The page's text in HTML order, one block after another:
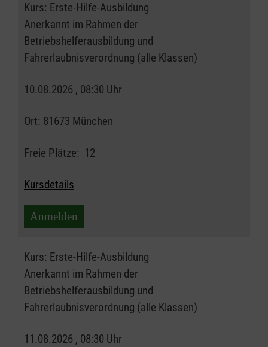
Kurs: Erste-Hilfe-Ausbildung
Anerkannt im Rahmen der
Betriebshelferausbildung und
Fahrerlaubnisverordnung (alle Klassen)
10.08.2026 , 08:30 Uhr
Ort: 81673 München
Freie Plätze: 12
Kursdetails
Anmelden
Kurs: Erste-Hilfe-Ausbildung
Anerkannt im Rahmen der
Betriebshelferausbildung und
Fahrerlaubnisverordnung (alle Klassen)
11.08.2026 , 08:30 Uhr